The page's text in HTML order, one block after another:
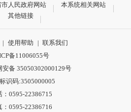
市人民政府网站
本系统相关网站
其他链接
| 使用帮助 | 联系我们
备11006055号
安备 35050302000129号
识码:3505000005
：0595-22386715
：0595-22386716